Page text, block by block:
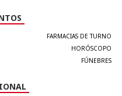
FARMACIAS DE TURNO
HORÓSCOPO
FÚNEBRES